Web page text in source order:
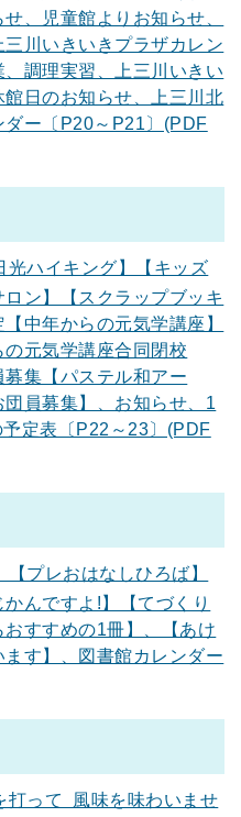
、児童館よりお知らせ、
川いきいきプラザカレン
調理実習、上三川いきい
日のお知らせ、上三川北
ー〔P20～P21〕(PDF
光ハイキング】【キッズ
ン】【スクラップブッキ
中年からの元気学講座】
の元気学講座合同閉校
集【パステル和アー
団員募集】、お知らせ、1
定表〔P22～23〕(PDF
【プレおはなしひろば】
かんですよ!】【てづくり
すすめの1冊】、【あけ
す】、図書館カレンダー
打って 風味を味わいませ